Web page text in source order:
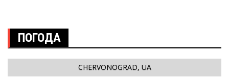
ПОГОДА
CHERVONOGRAD, UA